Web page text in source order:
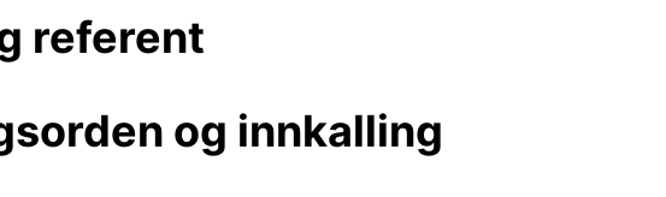
referent
og innkalling